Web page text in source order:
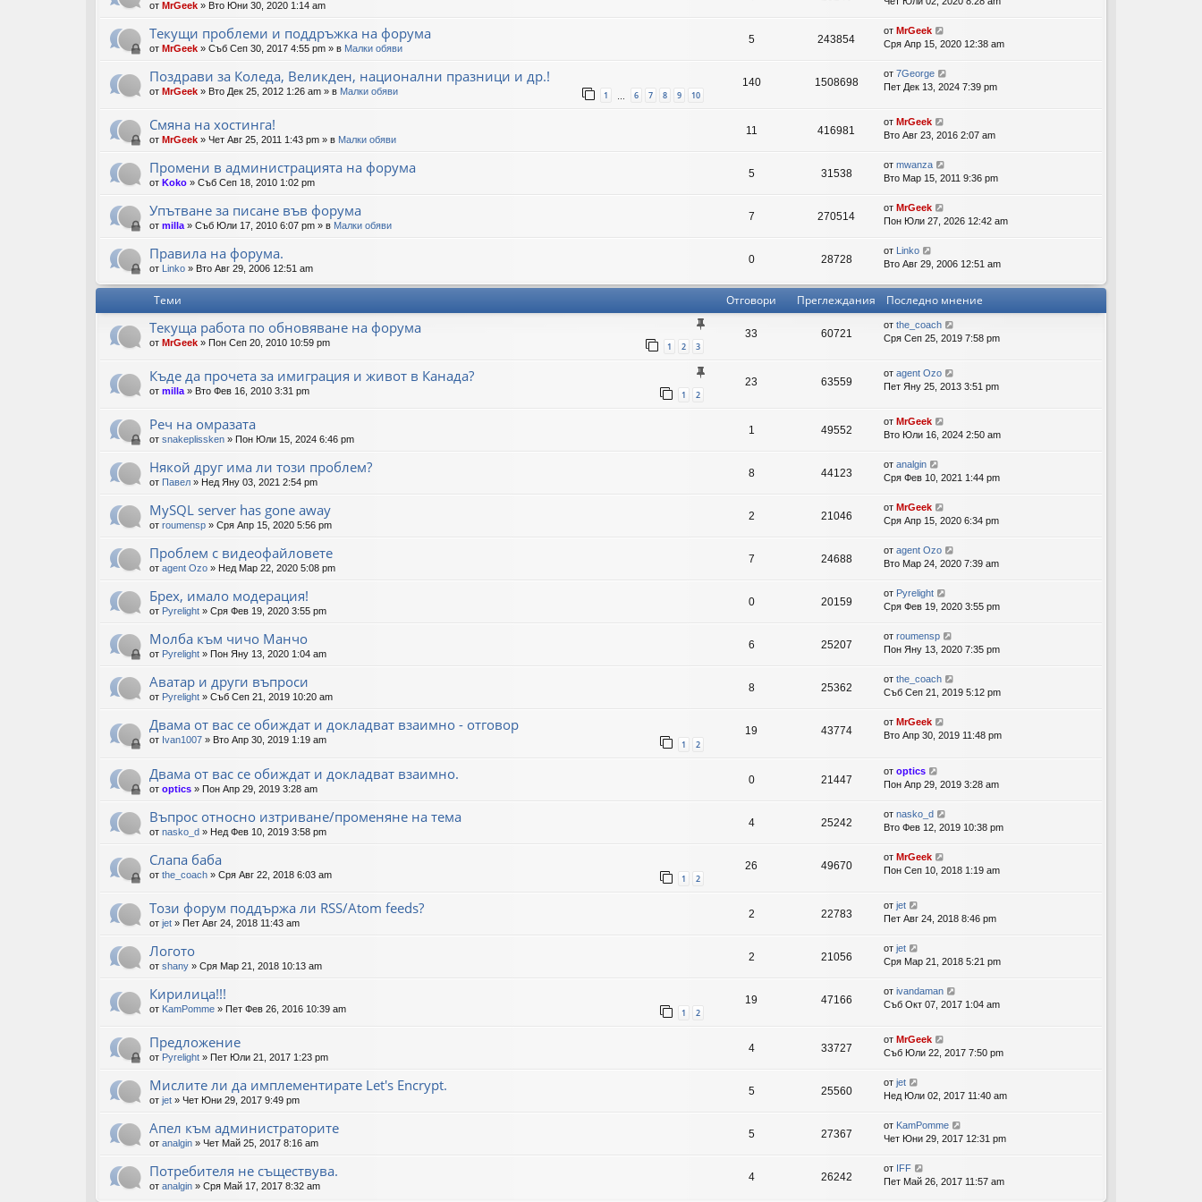
ов
ор
и
от MrGeek » Вто Юни 30, 2020 1:14 am
Текущи проблеми и поддръжка на форума
от MrGeek » Съб Сеп 30, 2017 4:55 pm » в Малки обяви
5 243854
от MrGeek
Сря Апр 15, 2020 12:38 am
Поздрави за Коледа, Великден, национални празници и др.!
от MrGeek » Вто Дек 25, 2012 1:26 am » в Малки обяви 1 … 6 7 8 9 10
140 1508698
от 7George
Пет Дек 13, 2024 7:39 pm
Смяна на хостинга!
от MrGeek » Чет Авг 25, 2011 1:43 pm » в Малки обяви
11 416981
от MrGeek
Вто Авг 23, 2016 2:07 am
Промени в администрацията на форума
от Koko » Съб Сеп 18, 2010 1:02 pm
5 31538
от mwanza
Вто Мар 15, 2011 9:36 pm
Упътване за писане във форума
от milla » Съб Юли 17, 2010 6:07 pm » в Малки обяви
7 270514
от MrGeek
Пон Юли 27, 2026 12:42 am
Правила на форума.
от Linko » Вто Авг 29, 2006 12:51 am
0 28728
от
Linko
Вто Авг 29, 2006 12:51 am
Теми Отговори Преглеждания Последно мнение
Текуща работа по обновяване на форума
от MrGeek » Пон Сеп 20, 2010 10:59 pm 1 2 3
33 60721
от the_coach
Сря Сеп 25, 2019 7:58 pm
Къде да прочета за имиграция и живот в Канада?
от milla » Вто Фев 16, 2010 3:31 pm 1 2
23 63559
от agent Ozo
Пет Яну 25, 2013 3:51 pm
Реч на омразата
от snakeplissken » Пон Юли 15, 2024 6:46 pm
1 49552
от MrGeek
Вто Юли 16, 2024 2:50 am
Някой друг има ли този проблем?
от Павел » Нед Яну 03, 2021 2:54 pm
8 44123
от analgin
Сря Фев 10, 2021 1:44 pm
MySQL server has gone away
от roumensp » Сря Апр 15, 2020 5:56 pm
2 21046
от MrGeek
Сря Апр 15, 2020 6:34 pm
Проблем с видеофайловете
от agent Ozo » Нед Мар 22, 2020 5:08 pm
7 24688
от agent Ozo
Вто Мар 24, 2020 7:39 am
Брех, имало модерация!
от Pyrelight » Сря Фев 19, 2020 3:55 pm
0 20159
от Pyrelight
Сря Фев 19, 2020 3:55 pm
Молба към чичо Манчо
от Pyrelight » Пон Яну 13, 2020 1:04 am
6 25207
от roumensp
Пон Яну 13, 2020 7:35 pm
Aватар и други въпроси
от Pyrelight » Съб Сеп 21, 2019 10:20 am
8 25362
от the_coach
Съб Сеп 21, 2019 5:12 pm
Двама от вас се обиждат и докладват взаимно - отговор
от Ivan1007 » Вто Апр 30, 2019 1:19 am 1 2
19 43774
от MrGeek
Вто Апр 30, 2019 11:48 pm
Двама от вас се обиждат и докладват взаимно.
от optics » Пон Апр 29, 2019 3:28 am
0 21447
от optics
Пон Апр 29, 2019 3:28 am
Въпрос относно изтриване/променяне на тема
от nasko_d » Нед Фев 10, 2019 3:58 pm
4 25242
от nasko_d
Вто Фев 12, 2019 10:38 pm
Слапа баба
от the_coach » Сря Авг 22, 2018 6:03 am 1 2
26 49670
от MrGeek
Пон Сеп 10, 2018 1:19 am
Този форум поддържа ли RSS/Atom feeds?
от jet » Пет Авг 24, 2018 11:43 am
2 22783
от jet
Пет Авг 24, 2018 8:46 pm
Логото
от shany » Сря Мар 21, 2018 10:13 am
2 21056
от jet
Сря Мар 21, 2018 5:21 pm
Кирилица!!!
от KamPomme » Пет Фев 26, 2016 10:39 am 1 2
19 47166
от ivandaman
Съб Окт 07, 2017 1:04 am
Предложение
от Pyrelight » Пет Юли 21, 2017 1:23 pm
4 33727
от MrGeek
Съб Юли 22, 2017 7:50 pm
Мислите ли да имплементирате Let's Encrypt.
от jet » Чет Юни 29, 2017 9:49 pm
5 25560
от jet
Нед Юли 02, 2017 11:40 am
Апел към администраторите
от analgin » Чет Май 25, 2017 8:16 am
5 27367
от KamPomme
Чет Юни 29, 2017 12:31 pm
Потребителя не съществува.
от analgin » Сря Май 17, 2017 8:32 am
4 26242
от IFF
Пет Май 26, 2017 11:57 am